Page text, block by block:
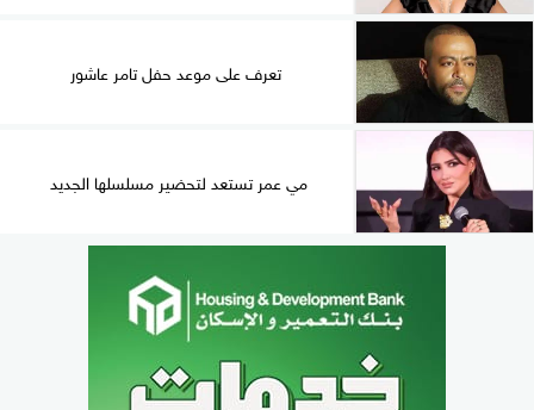
تعرف على موعد حفل تامر عاشور
مي عمر تستعد لتحضير مسلسلها الجديد